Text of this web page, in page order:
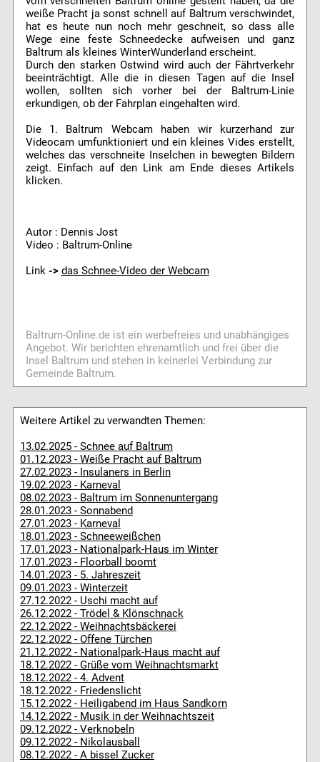
weiße Pracht ja sonst schnell auf Baltrum verschwindet,
hat es heute nun noch mehr geschneit, so dass alle
Wege eine feste Schneedecke aufweisen und ganz
Baltrum als kleines WinterWunderland erscheint.
Durch den starken Ostwind wird auch der Fährtverkehr
beeinträchtigt. Alle die in diesen Tagen auf die Insel
wollen, sollten sich vorher bei der Baltrum-Linie
erkundigen, ob der Fahrplan eingehalten wird.
Die 1. Baltrum Webcam haben wir kurzerhand zur
Videocam umfunktioniert und ein kleines Vides erstellt,
welches das verschneite Inselchen in bewegten Bildern
zeigt. Einfach auf den Link am Ende dieses Artikels
klicken.
Autor : Dennis Jost
Video : Baltrum-Online
Link -> das Schnee-Video der Webcam
Baltrum-Online.de ist ein werbefreies und unabhängiges
Angebot. Wir berichten ehrenamtlich und frei über die
Insel Baltrum und stehen in keinerlei Verbindung zur
Gemeinde Baltrum.
Weitere Artikel zu verwandten Themen:
13.02.2025 - Schnee auf Baltrum
01.12.2023 - Weiße Pracht auf Baltrum
27.02.2023 - Insulaners in Berlin
19.02.2023 - Karneval
08.02.2023 - Baltrum im Sonnenuntergang
28.01.2023 - Sonnabend
27.01.2023 - Karneval
18.01.2023 - Schneeweißchen
17.01.2023 - Nationalpark-Haus im Winter
17.01.2023 - Floorball boomt
14.01.2023 - 5. Jahreszeit
09.01.2023 - Winterzeit
27.12.2022 - Uschi macht auf
26.12.2022 - Trödel & Klönschnack
22.12.2022 - Weihnachtsbäckerei
22.12.2022 - Offene Türchen
21.12.2022 - Nationalpark-Haus macht auf
18.12.2022 - Grüße vom Weihnachtsmarkt
18.12.2022 - 4. Advent
18.12.2022 - Friedenslicht
15.12.2022 - Heiligabend im Haus Sandkorn
14.12.2022 - Musik in der Weihnachtszeit
09.12.2022 - Verknobeln
09.12.2022 - Nikolausball
08.12.2022 - A bissel Zucker